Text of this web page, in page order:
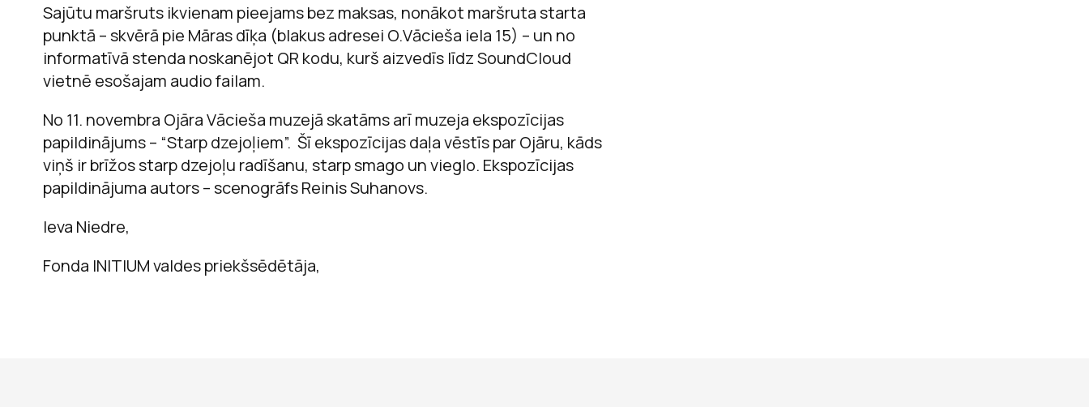
Sajūtu maršruts ikvienam pieejams bez maksas, nonākot maršruta starta
punktā – skvērā pie Māras dīķa (blakus adresei O.Vācieša iela 15) – un no
informatīvā stenda noskanējot QR kodu, kurš aizvedīs līdz SoundCloud
vietnē esošajam audio failam.
No 11. novembra Ojāra Vācieša muzejā skatāms arī muzeja ekspozīcijas
papildinājums – “Starp dzejoļiem”. Šī ekspozīcijas daļa vēstīs par Ojāru, kāds
viņš ir brīžos starp dzejoļu radīšanu, starp smago un vieglo. Ekspozīcijas
papildinājuma autors – scenogrāfs Reinis Suhanovs.
Ieva Niedre,
Fonda INITIUM valdes priekšsēdētāja,